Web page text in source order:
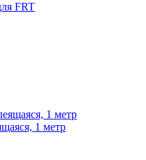
FRT
1 метр